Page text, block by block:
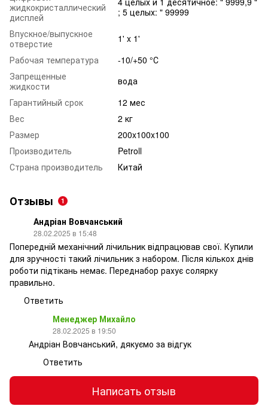
жидкокристаллический
дисплей
; 5 целых: " 99999
Впускное/выпускное
отверстие
1' x 1'
Рабочая температура
-10/+50 °С
Запрещенные
жидкости
вода
Гарантийный срок
12 мес
Вес
2 кг
Размер
200x100x100
Производитель
Petroll
Страна производитель
Китай
Отзывы 1
Андріан Вовчанський
28.02.2025 в 15:48
Попередній механічний лічильник відпрацював свої. Купили
для зручності такий лічильник з набором. Після кількох днів
роботи підтікань немає. Переднабор рахує солярку
правильно.
Ответить
Менеджер Михайло
28.02.2025 в 19:50
Андріан Вовчанський, дякуємо за відгук
Ответить
Написать отзыв